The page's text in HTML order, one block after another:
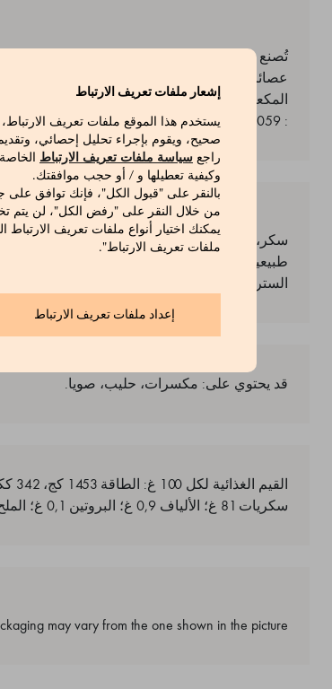
إشعار ملفات تعريف الارتباط
يستخدم هذا الموقع ملفات تعريف
صحيح، ويقوم بإجراء تحليل إحصائي،
راجع سياسة ملفات تعريف الارتباط
وكيفية تعطيلها و / أو حجب موافقتك.
بالنقر على "قبول الكل"، فإنك توافق على
من خلال النقر على "رفض الكل"، لن يتم
يمكنك اختيار أنواع ملفات تعريف الارتباط
ملفات تعريف الارتباط".
إعداد ملفات تعريف الارتباط
عصائر الفاكهة والزيوت الأساسية، كما أنه خالي
المكعب الملون.
: 500612059_V
سكر، شراب الجلوكوز، فواكه بنسب متغيرة (لب
طبيعية. ملونات: كركمين، أنثوسيانين، مركبات
الستريك.
قد يحتوي على: مكسرات، حليب، صويا.
سكريات 81 غ؛ الألياف 0,9 غ؛ البروتين 0,1 غ؛ الملح 0,14 غ
may vary from the one shown in the picture.